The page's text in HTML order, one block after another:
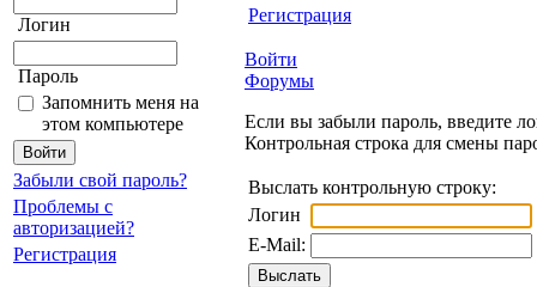
Логин
Пароль
Запомнить меня на
этом компьютере
Забыли свой пароль?
Проблемы с
авторизацией?
Регистрация
Регистрация
Войти
Форумы
Если вы забыли пароль, введите
Контрольная строка для смены
Выслать контрольную строку:
Логин
E-Mail: